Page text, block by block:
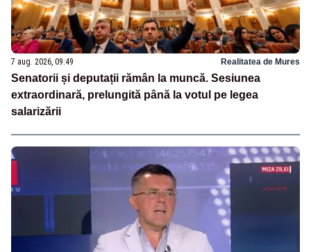
7 aug. 2026, 09:49 Realitatea de Mures
Senatorii și deputații rămân la muncă. Sesiunea
extraordinară, prelungită până la votul pe legea
salarizării